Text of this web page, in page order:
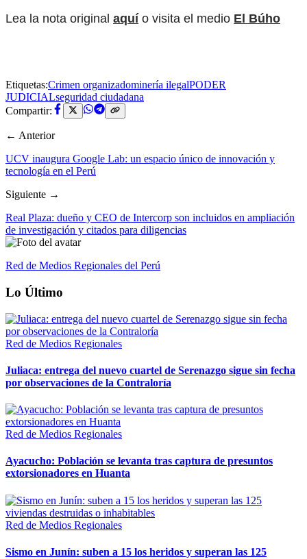
Lea la nota original aquío visita el medio El Búho
Etiquetas:Crimen organizadominería ilegalPODER
JUDICIALseguridad ciudadana
Compartir:
← Anterior
UCV inaugura Google Lab: un espacio único de innovación y
tecnología en el Perú
Siguiente →
Real Plaza: dueño y CEO de Intercorp son incluidos en ampliación
de investigación y citados para diligencias
Red de Medios Regionales del Perú
Lo Último
Red de Medios Regionales
Juliaca: entrega del nuevo cuartel de Serenazgo sigue sin fecha
por observaciones de la Contraloría
Red de Medios Regionales
Ayacucho: Población se levanta tras captura de presuntos
extorsionadores en Huanta
Red de Medios Regionales
Sismo en Junín: suben a 15 los heridos y superan las 125